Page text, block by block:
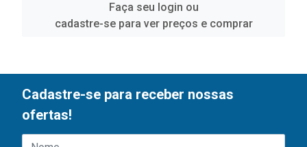
Faça seu login ou
cadastre-se para ver preços e comprar
Cadastre-se para receber nossas
ofertas!